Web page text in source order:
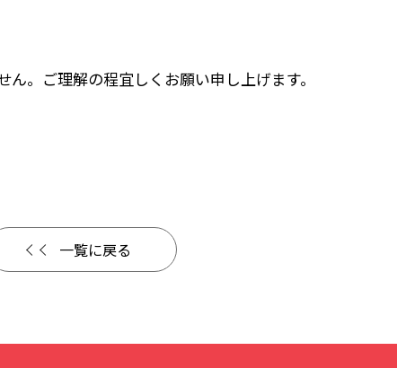
。ご理解の程宜しくお願い申し上げます。
一覧に戻る